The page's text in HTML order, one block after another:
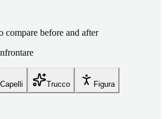
compare before and after
Capelli Trucco Figura